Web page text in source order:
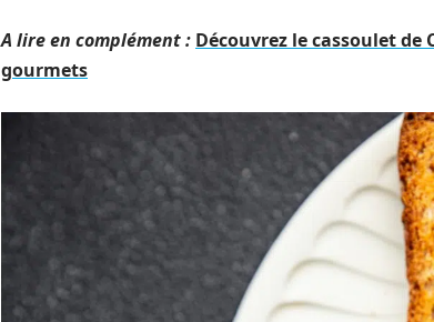
A lire en complément : Découvrez le cassoulet
gourmets